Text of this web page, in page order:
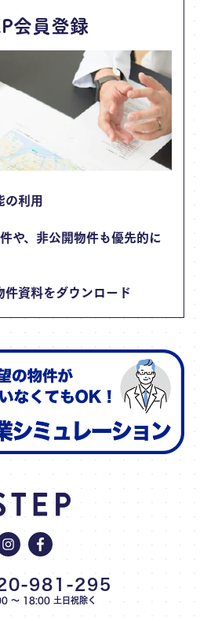
会員登録
の利用
や、非公開物件も優先的に
資料をダウンロード
981-295
〜 18:00 土日祝除く